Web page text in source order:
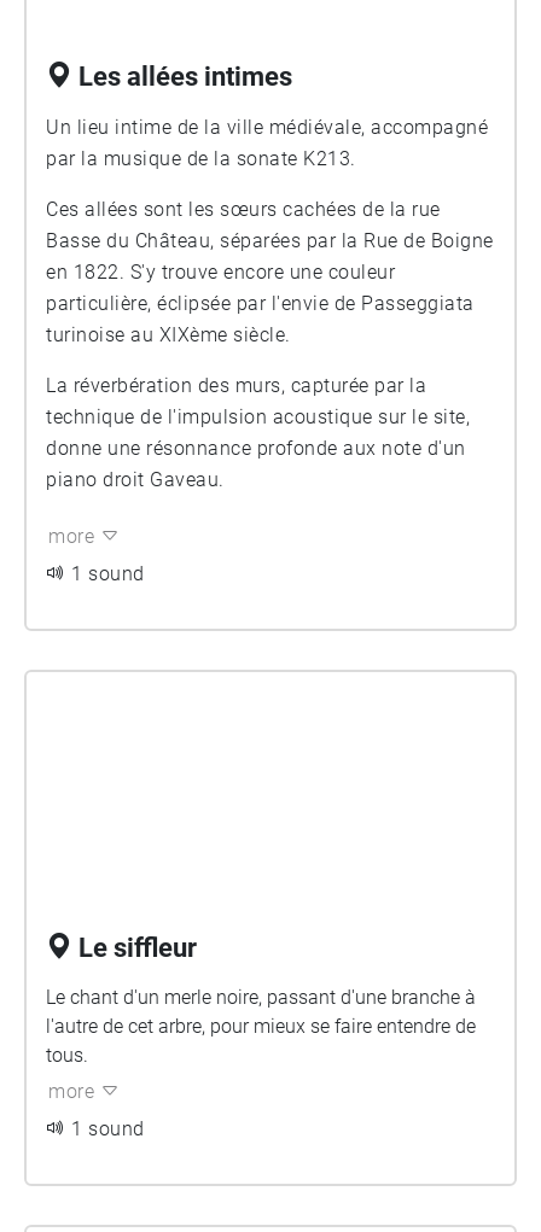
Les allées intimes
Un lieu intime de la ville médiévale, accompagné
par la musique de la sonate K213.
Ces allées sont les sœurs cachées de la rue
Basse du Château, séparées par la Rue de Boigne
en 1822. S'y trouve encore une couleur
particulière, éclipsée par l'envie de Passeggiata
turinoise au XIXème siècle.
La réverbération des murs, capturée par la
technique de l'impulsion acoustique sur le site,
donne une résonnance profonde aux note d'un
piano droit Gaveau.
more
1 sound
Le siffleur
Le chant d'un merle noire, passant d'une branche à
l'autre de cet arbre, pour mieux se faire entendre de
tous.
more
1 sound